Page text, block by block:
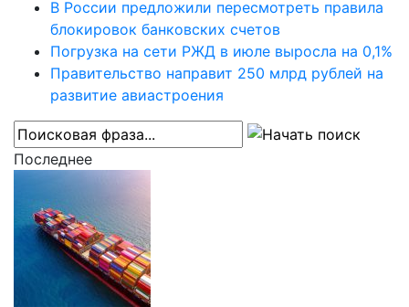
В России предложили пересмотреть правила
блокировок банковских счетов
Погрузка на сети РЖД в июле выросла на 0,1%
Правительство направит 250 млрд рублей на
развитие авиастроения
Последнее